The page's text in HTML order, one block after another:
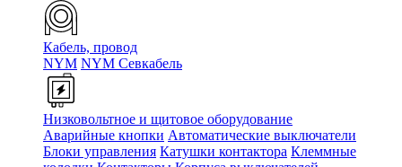
Кабель, провод
NYM NYM Севкабель
Низковольтное и щитовое оборудование
Аварийные кнопки Автоматические выключатели
Блоки управления Катушки контактора Клеммные